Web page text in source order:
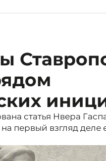
статья Нвера
первый взгляд деле